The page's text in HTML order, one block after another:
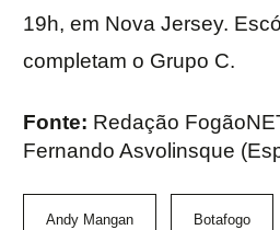
19h, em Nova Jersey.
completam o Grupo C.
Fonte: Redação
Fernando Asvolinsque
Andy Mangan Botafogo